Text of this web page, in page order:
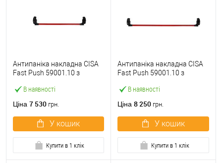
В наявності
Антипаніка накладна CISA
Fast Push 59001.10 з
червона
Ціна 7 530 грн.
У кошик
Купити в 1 клік
В наявності
Антипаніка накладна CISA
Fast Push 59001.10 з
мм червона
Ціна 8 250 грн.
У кошик
Купити в 1 клік